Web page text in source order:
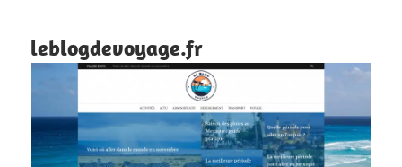
leblogdevoyage.fr